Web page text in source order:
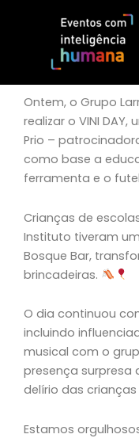
conteúdo
Ontem, o Grupo
realizar o VINI
Prio –
como base a
ferramenta e o
Crianças de
Instituto tiveram
Bosque Bar,
brincadeiras.
O dia continuou
incluindo
musical com o
presença surpresa
delírio das crianças
Estamos